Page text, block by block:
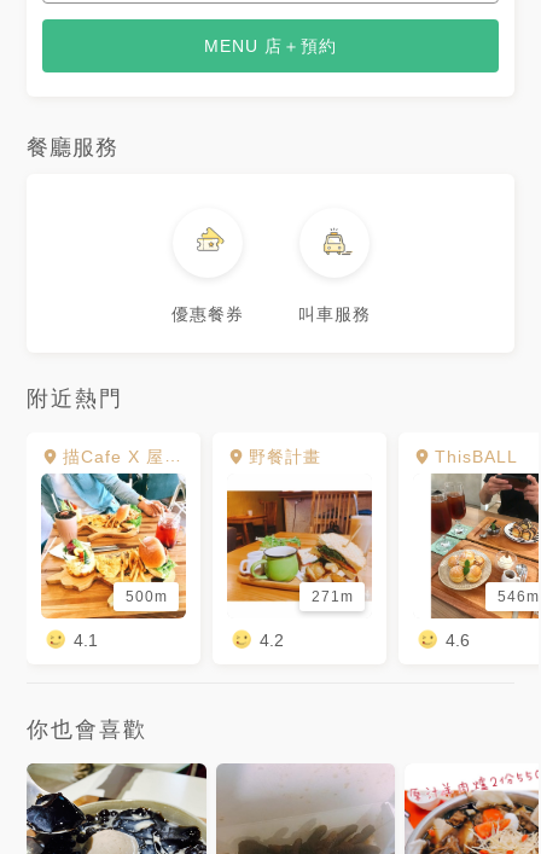
MENU 店＋預約
餐廳服務
優惠餐券 叫車服務
附近熱門
描Cafe X 屋 Brunch
500m
4.1
野餐計畫
271m
4.2
ThisBALL
546m
4.6
你也會喜歡